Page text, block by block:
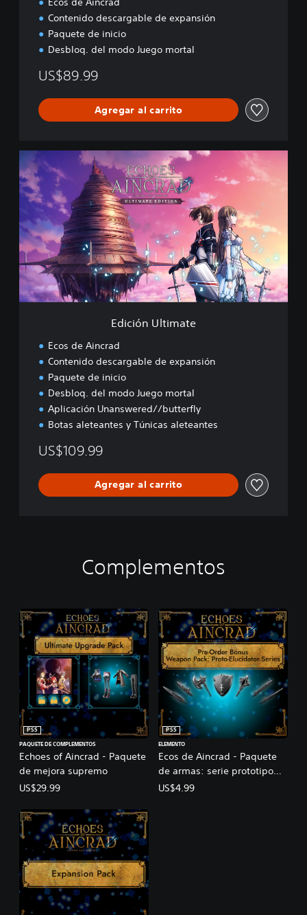
Contenido descargable de expansión
Paquete de inicio
Desbloq. del modo Juego mortal
US$89.99
Agregar al carrito
d
i
c
ó
n
U
l
t
m
Edición Ultimate
Ecos de Aincrad
Contenido descargable de expansión
Paquete de inicio
Desbloq. del modo Juego mortal
Aplicación Unanswered//butterfly
Botas aleteantes y Túnicas aleteantes
US$109.99
Agregar al carrito
Complementos
Echoes of Aincrad - Paquete
de mejora supremo
PS5
PAQUETE DE COMPLEMENTOS
US$29.99
Ecos de Aincrad - Paquete
de armas: serie prototipo
Elucidator
PS5
ELEMENTO
US$4.99